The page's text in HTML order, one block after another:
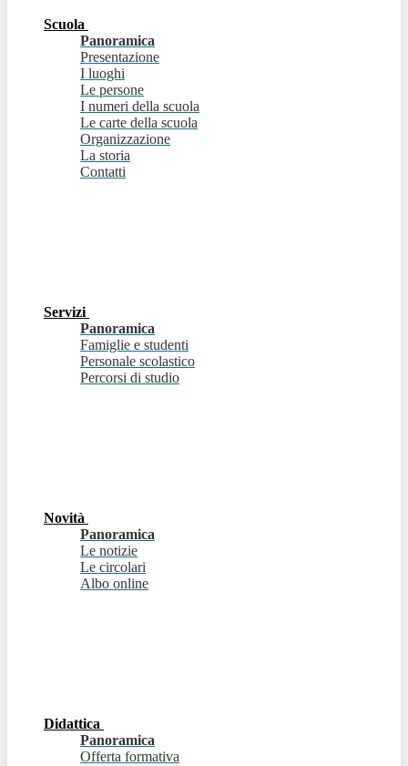
Scuola
Panoramica
Presentazione
I luoghi
Le persone
I numeri della scuola
Le carte della scuola
Organizzazione
La storia
Contatti
Servizi
Panoramica
Famiglie e studenti
Personale scolastico
Percorsi di studio
Novità
Panoramica
Le notizie
Le circolari
Albo online
Didattica
Panoramica
Offerta formativa